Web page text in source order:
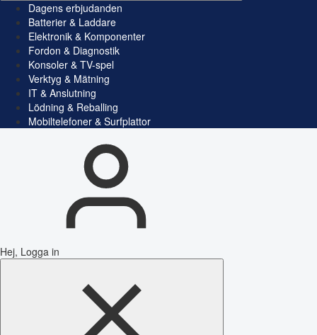
Dagens erbjudanden
Batterier & Laddare
Elektronik & Komponenter
Fordon & Diagnostik
Konsoler & TV-spel
Verktyg & Mätning
IT & Anslutning
Lödning & Reballing
Mobiltelefoner & Surfplattor
Hej, Logga in